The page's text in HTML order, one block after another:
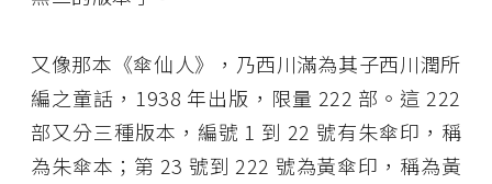
又像那本《傘仙人》，乃西川滿為其子西川潤所
編之童話，1938 年出版，限量 222 部。這 222
部又分三種版本，編號 1 到 22 號有朱傘印，稱
為朱傘本；第 23 號到 222 號為黃傘印，稱為黃